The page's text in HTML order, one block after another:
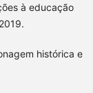
à educação
histórica e